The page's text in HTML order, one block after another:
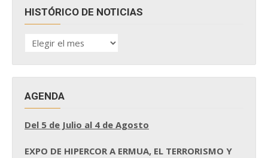
HISTÓRICO DE NOTICIAS
HISTÓRICO
DE
AGENDA
Del 5 de Julio al 4 de Agosto
EXPO DE HIPERCOR A ERMUA, EL TERRORISMO Y